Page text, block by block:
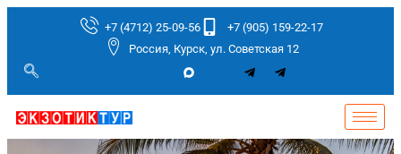
+7 (4712) 25-09-56
+7 (905) 159-22-17
Россия, Курск, ул. Советская 12